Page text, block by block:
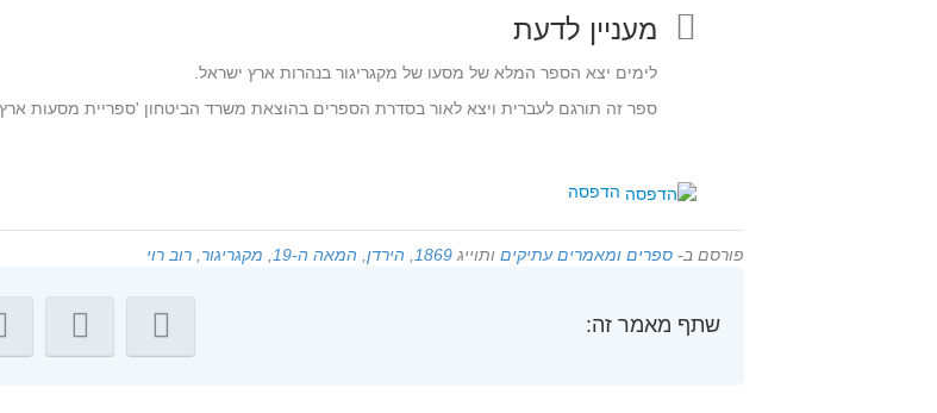
מעניין לדעת
לימים יצא הספר המלא של מסעו של מקגריגור בנהרות ארץ ישראל.
ספר זה תורגם לעברית ויצא לאור בסדרת הספרים בהוצאת משרד הביטחון 'ספריית מסעות
הדפסה
פורסם ב- ספרים ומאמרים עתיקים ותוייג 1869 הירדן המאה ה-19 מקגריגור רוב רוי
שתף מאמר זה: